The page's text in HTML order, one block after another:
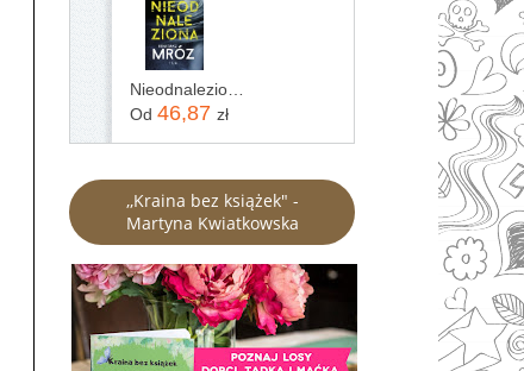
Od 46,87 zł
,,Kraina bez książek" -
Martyna Kwiatkowska